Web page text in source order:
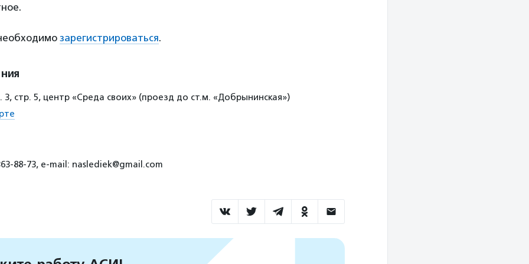
зарегистрироваться.
3, стр. 5, центр «Среда своих» (проезд до ст.м. «Добрынинская»)
88-73, e-mail: naslediek@gmail.com